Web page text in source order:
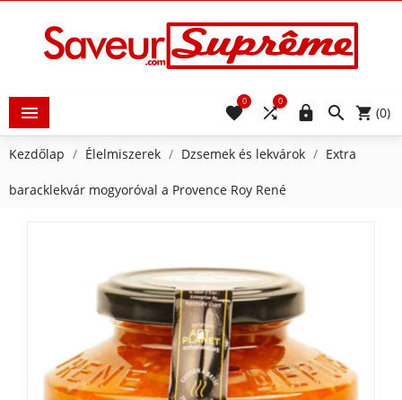
  (0)


0

0
Kezdőlap Élelmiszerek Dzsemek és lekvárok Extra
baracklekvár mogyoróval a Provence Roy René